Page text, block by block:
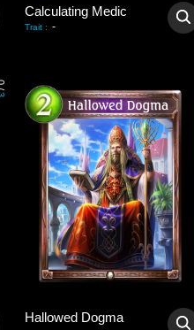
Calculating Medic
Trait : -
Hallowed Dogma